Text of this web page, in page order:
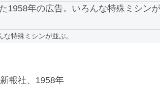
特殊ミシンが並ぶ。
報社、1958年